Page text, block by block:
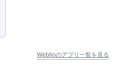
Weblioのアプリ一覧を見る